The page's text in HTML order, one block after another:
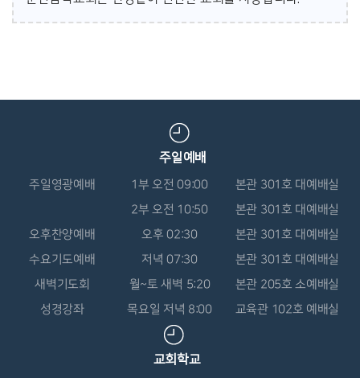
주일예배
주일영광예배 1부 오전 09:00
본관 301호 대예배실
2부 오전 10:50
본관 301호 대예배실
오후찬양예배
오후 02:30
본관 301호 대예배실
수요기도예배
저녁 07:30
본관 301호 대예배실
새벽기도회
월~토 새벽 5:20
본관 205호 소예배실
성경강좌
목요일 저녁 8:00 교육관 102호 예배실
교회학교